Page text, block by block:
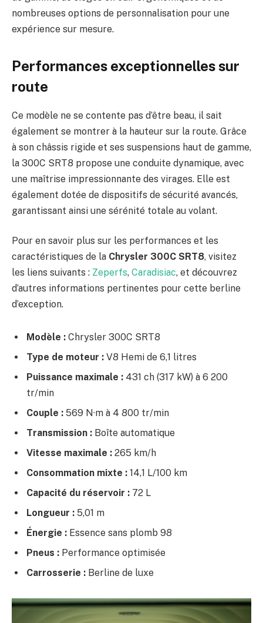
nombreuses options de personnalisation pour une
expérience sur mesure.
Performances exceptionnelles sur
route
Ce modèle ne se contente pas d’être beau, il sait
également se montrer à la hauteur sur la route. Grâce
à son châssis rigide et ses suspensions haut de gamme,
la 300C SRT8 propose une conduite dynamique, avec
une maîtrise impressionnante des virages. Elle est
également dotée de dispositifs de sécurité avancés,
garantissant ainsi une sérénité totale au volant.
Pour en savoir plus sur les performances et les
caractéristiques de la Chrysler 300C SRT8, visitez
les liens suivants : Zeperfs, Caradisiac, et découvrez
d’autres informations pertinentes pour cette berline
d’exception.
Modèle : Chrysler 300C SRT8
Type de moteur : V8 Hemi de 6,1 litres
Puissance maximale : 431 ch (317 kW) à 6 200
tr/min
Couple : 569 N·m à 4 800 tr/min
Transmission : Boîte automatique
Vitesse maximale : 265 km/h
Consommation mixte : 14,1 L/100 km
Capacité du réservoir : 72 L
Longueur : 5,01 m
Énergie : Essence sans plomb 98
Pneus : Performance optimisée
Carrosserie : Berline de luxe